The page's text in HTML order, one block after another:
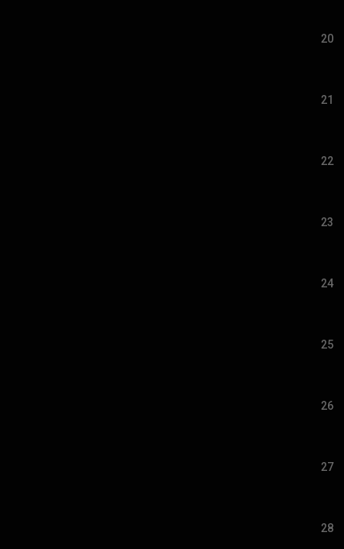
20
21
22
23
24
25
26
27
28